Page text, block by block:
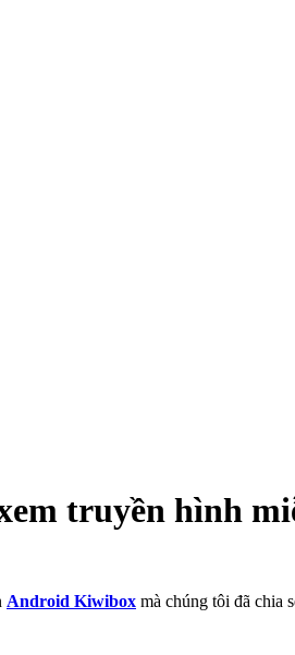
truyền hình
Android Kiwibox mà chúng tôi đã chia